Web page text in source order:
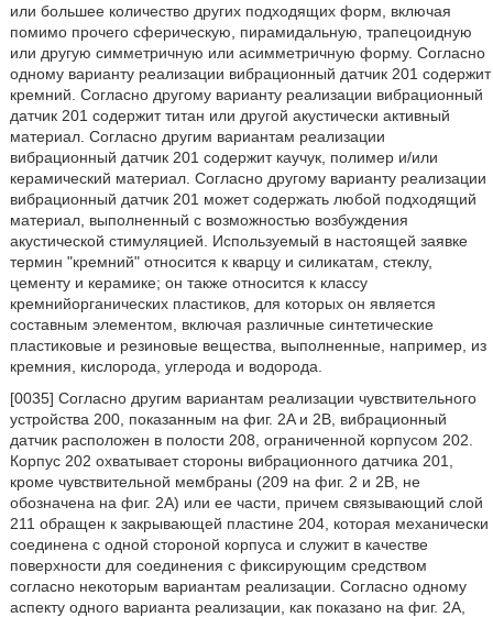
или большее количество других подходящих форм, включая
помимо прочего сферическую, пирамидальную, трапецоидную
или другую симметричную или асимметричную форму. Согласно
одному варианту реализации вибрационный датчик 201 содержит
кремний. Согласно другому варианту реализации вибрационный
датчик 201 содержит титан или другой акустически активный
материал. Согласно другим вариантам реализации
вибрационный датчик 201 содержит каучук, полимер и/или
керамический материал. Согласно другому варианту реализации
вибрационный датчик 201 может содержать любой подходящий
материал, выполненный с возможностью возбуждения
акустической стимуляцией. Используемый в настоящей заявке
термин "кремний" относится к кварцу и силикатам, стеклу,
цементу и керамике; он также относится к классу
кремнийорганических пластиков, для которых он является
составным элементом, включая различные синтетические
пластиковые и резиновые вещества, выполненные, например, из
кремния, кислорода, углерода и водорода.
[0035] Согласно другим вариантам реализации чувствительного
устройства 200, показанным на фиг. 2A и 2B, вибрационный
датчик расположен в полости 208, ограниченной корпусом 202.
Корпус 202 охватывает стороны вибрационного датчика 201,
кроме чувствительной мембраны (209 на фиг. 2 и 2B, не
обозначена на фиг. 2A) или ее части, причем связывающий слой
211 обращен к закрывающей пластине 204, которая механически
соединена с одной стороной корпуса и служит в качестве
поверхности для соединения с фиксирующим средством
согласно некоторым вариантам реализации. Согласно одному
аспекту одного варианта реализации, как показано на фиг. 2A,